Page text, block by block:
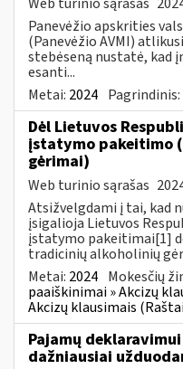
Panevėžio apskrities
(Panevėžio AVMI)
stebėseną nustatė, kad
esanti...
Metai: 2024 Pagrindinis:
Dėl Lietuvos
įstatymo pakeitimo
gėrimai)
Web turinio sąrašas
Atsižvelgdami į tai, kad
įsigalioja Lietuvos
įstatymo pakeitimai[1]
tradicinių alkoholinių
Metai: 2024 Mokesčių
paaiškinimai » Akcizų
Akcizų klausimais
Pajamų
dažniausiai